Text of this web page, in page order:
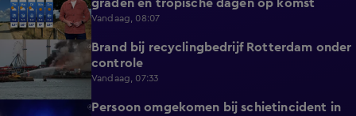
graden en tropische dagen op komst
Vandaag, 08:07
0:36
Brand bij recyclingbedrijf Rotterdam onder
controle
Vandaag, 07:33
Persoon omgekomen bij schietincident in